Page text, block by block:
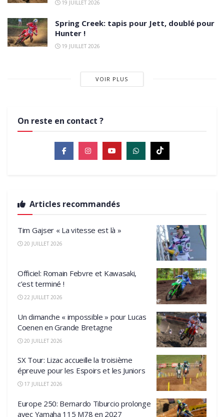
19 JUILLET 2026
Spring Creek: tapis pour Jett, doublé pour
Hunter !
19 JUILLET 2026
VOIR PLUS
On reste en contact ?
Articles recommandés
Tim Gajser « La vitesse est là »
20 JUILLET 2026
Officiel: Romain Febvre et Kawasaki,
c’est terminé !
22 JUILLET 2026
Un dimanche « impossible » pour Lucas
Coenen en Grande Bretagne
20 JUILLET 2026
SX Tour: Lizac accueille la troisième
épreuve pour les Espoirs et les Juniors
17 JUILLET 2026
Europe 250: Bernardo Tiburcio prolonge
avec Yamaha 115 M78 en 2027